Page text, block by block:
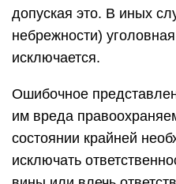
допуская это. В иных
небрежности)
исключается.
Ошибочное
им вреда
состоянии крайней
исключать